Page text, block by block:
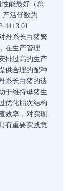
能最好（总
产活仔数为
丹系长白猪繁
在生产管理
排过高的生产
供合理的配种
系长白猪的遗
于维持母猪生
优化胎次结构
效率，对实现
有重要实践意